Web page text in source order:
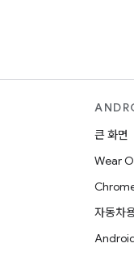
큰 화면
Wear
자동차